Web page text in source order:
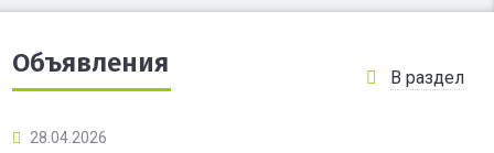
Объявления В раздел
28.04.2026